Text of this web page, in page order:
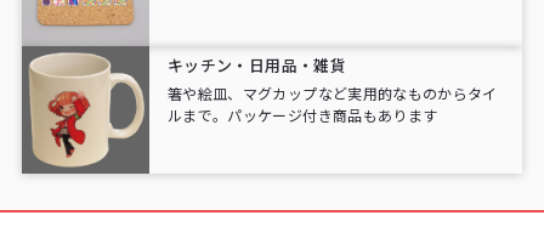
キッチン・日用品・雑貨
箸や絵皿、マグカップなど実用的なものからタイ
ルまで。パッケージ付き商品もあります